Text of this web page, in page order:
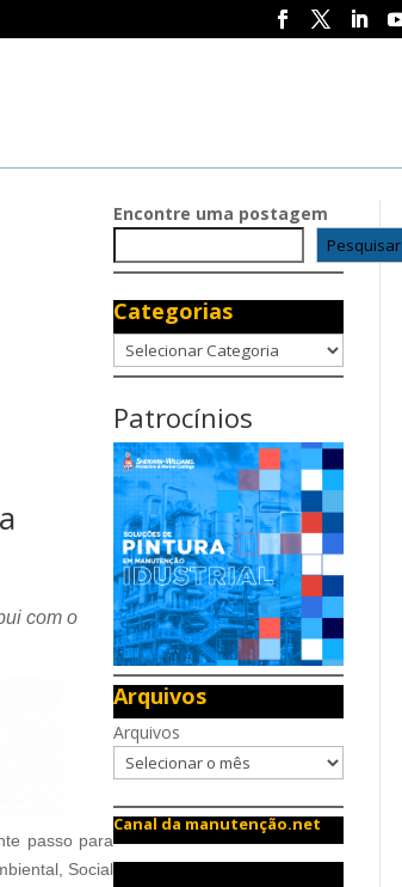
com o
passo para
Social
Encontre uma postagem
Pesquisar
Categorias
Categorias
Patrocínios
Arquivos
Arquivos
Canal da manutenção.net